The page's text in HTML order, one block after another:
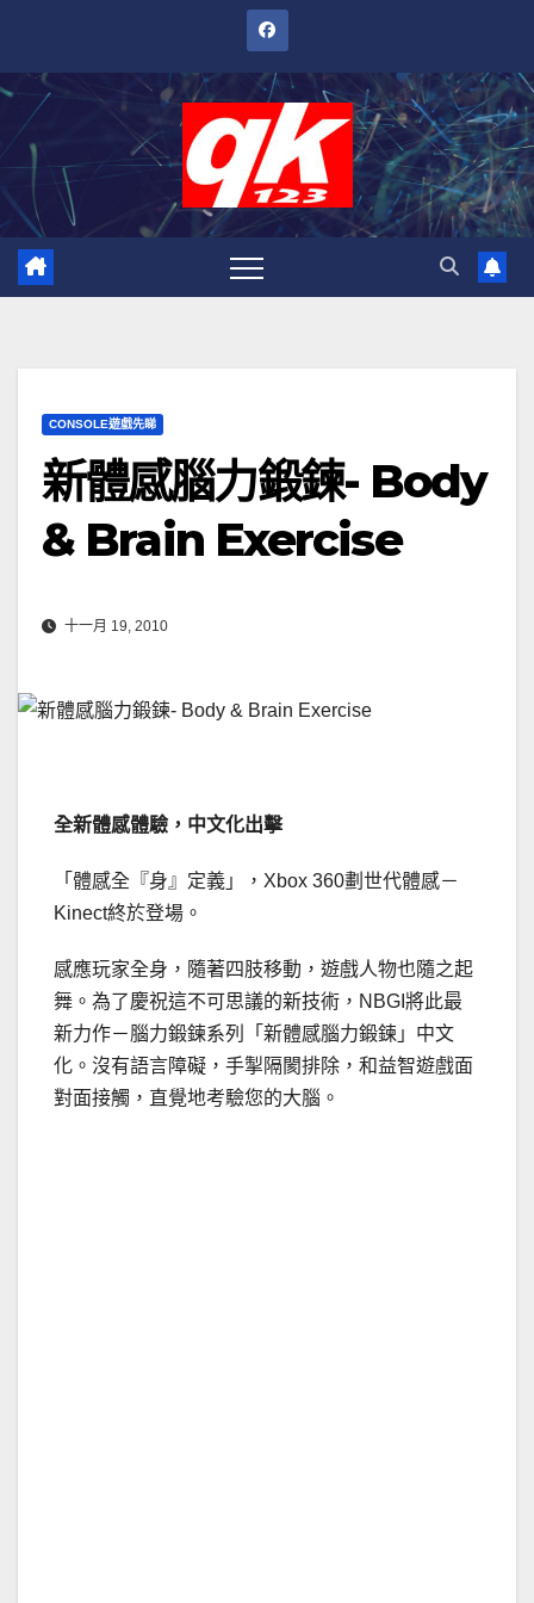
內
CONSOLE遊戲先睇
新體感腦力鍛鍊- Body
& Brain Exercise
十一月 19, 2010
全新體感體驗，中文化出擊
「體感全『身』定義」，Xbox 360劃世代體感－
Kinect終於登場。
感應玩家全身，隨著四肢移動，遊戲人物也隨之起
舞。為了慶祝這不可思議的新技術，NBGI將此最
新力作－腦力鍛鍊系列「新體感腦力鍛鍊」中文
化。沒有語言障礙，手掣隔閡排除，和益智遊戲面
對面接觸，直覺地考驗您的大腦。